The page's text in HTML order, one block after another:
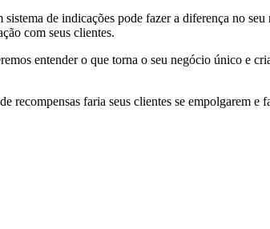
de indicações pode fazer a diferença no seu
com seus clientes.
entender o que torna o seu negócio único e
faria seus clientes se empolgarem e